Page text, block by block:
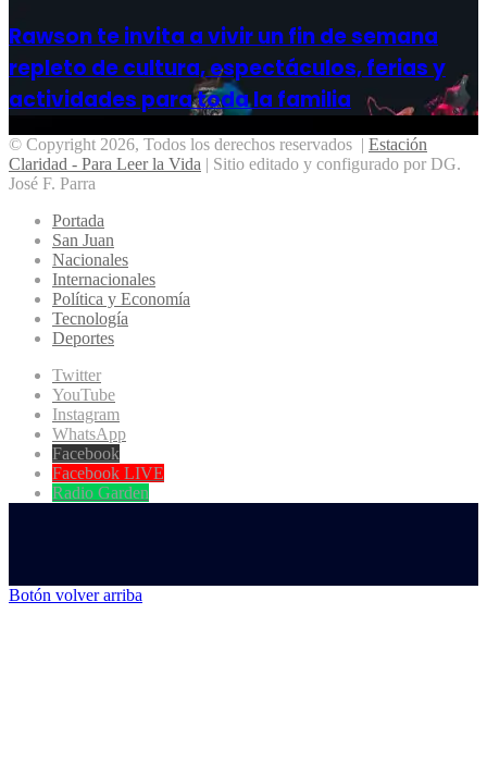
Rawson te invita a vivir un fin de semana
repleto de cultura, espectáculos, ferias y
actividades para toda la familia
© Copyright 2026, Todos los derechos reservados | Estación
Claridad - Para Leer la Vida | Sitio editado y configurado por DG.
José F. Parra
Portada
San Juan
Nacionales
Internacionales
Política y Economía
Tecnología
Deportes
Twitter
YouTube
Instagram
WhatsApp
Facebook
Facebook LIVE
Radio Garden
Botón volver arriba